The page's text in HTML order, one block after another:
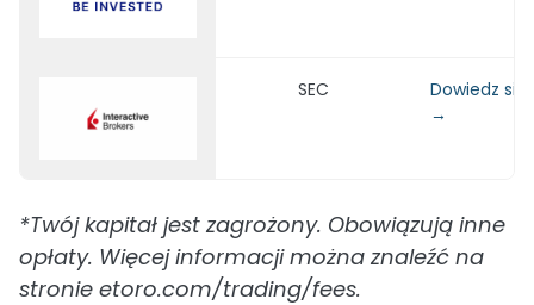
SEC
Dowiedz się
→
*Twój kapitał jest zagrożony. Obowiązują inne
opłaty. Więcej informacji można znaleźć na
stronie etoro.com/trading/fees.